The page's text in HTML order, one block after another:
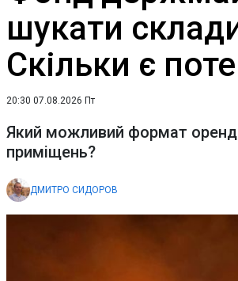
шукати
Скільки є
20:30 07.08.2026 Пт
Який можливий формат
приміщень?
ДМИТРО СИДОРОВ